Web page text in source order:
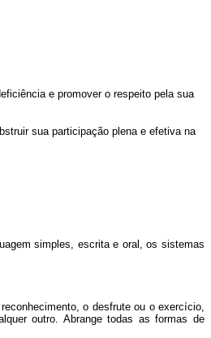
e promover o respeito pela sua
sua participação plena e efetiva na
simples, escrita e oral, os sistemas
o desfrute ou o exercício,
outro. Abrange todas as formas de